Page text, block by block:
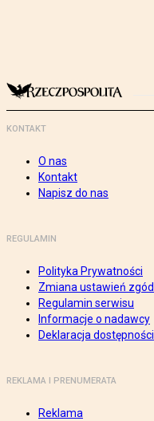
KONTAKT
O nas
Kontakt
Napisz do nas
REGULAMIN
Polityka Prywatności
Zmiana ustawień zgód
Regulamin serwisu
Informacje o nadawcy
Deklaracja dostępności
REKLAMA I PRENUMERATA
Reklama